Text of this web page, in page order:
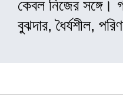
কেবল নিজের
বুঝদার, ধৈর্যশীল,